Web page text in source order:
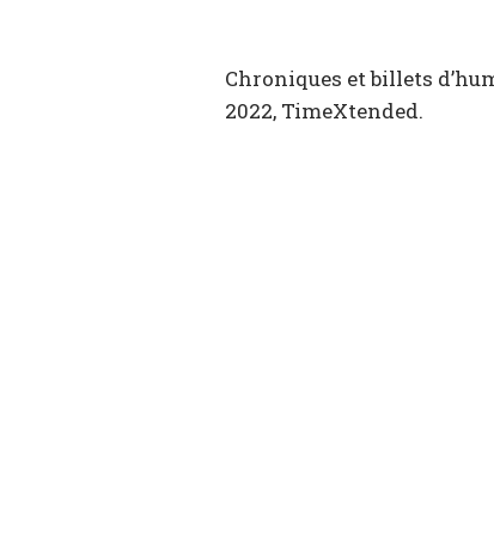
Chroniques et billets
2022, TimeXtended.